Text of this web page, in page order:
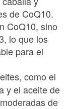
de CoQ10.
CoQ10, sino
lo que los
para el
como el
y el aceite de
de